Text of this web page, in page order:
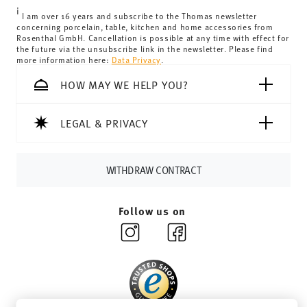
delivery is free of charge.
Switzerland:delivery is free of charge for orders over
69,90 CHF. If the value of your purchase is less than
69,90 CHF, delivery charges are 36,90 CHF.
Tracking:You will receive a tracking code by e-mail as
Delivery time: 3-5 working days for delivery within
Germany for items in stock. You can view delivery times to
For returns, please use ourreturns service
i I am over 16 years and subscribe to the Thomas newsletter
concerning porcelain, table, kitchen and home accessories from
Rosenthal GmbH. Cancellation is possible at any time with effect for
the future via the unsubscribe link in the newsletter. Please find
more information here: Data Privacy
HOW MAY WE HELP YOU?
LEGAL & PRIVACY
WITHDRAW CONTRACT
Follow us on